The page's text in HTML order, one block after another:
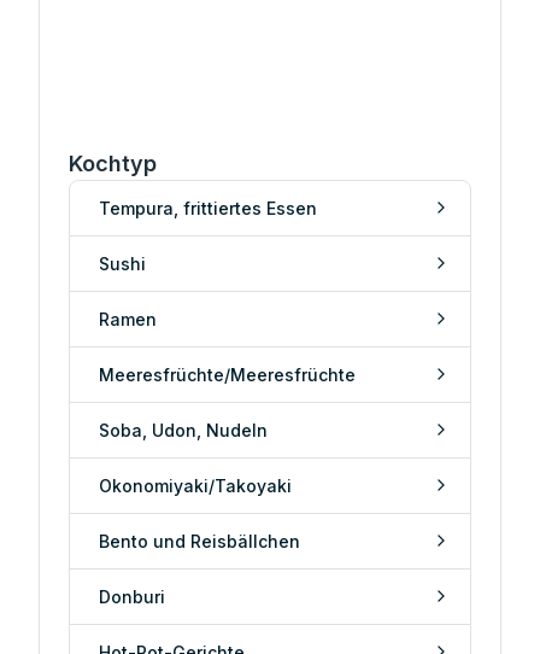
Kochtyp
Tempura, frittiertes Essen
Sushi
Ramen
Meeresfrüchte/Meeresfrüchte
Soba, Udon, Nudeln
Okonomiyaki/Takoyaki
Bento und Reisbällchen
Donburi